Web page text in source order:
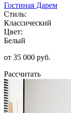
Гостиная Дарем
Стиль:
Классический
Цвет:
Белый
от 35 000 руб.
Рассчитать